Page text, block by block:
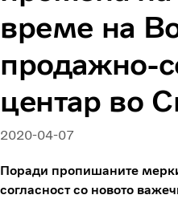
News
За нас
Volvo Truck Builder
Контактирајте нѐ
време на
продажно-
центар во
2020-04-07
Поради пропишаните
согласност со новото